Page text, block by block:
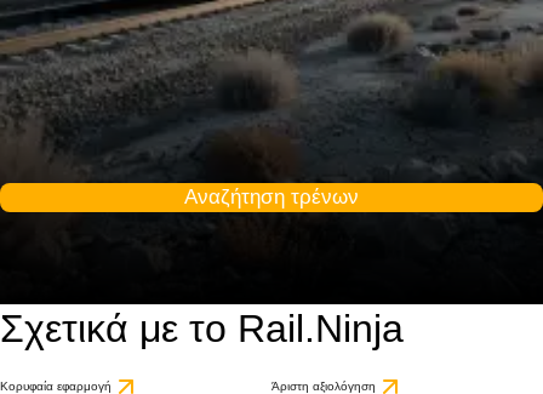
Αναζήτηση τρένων
Σχετικά με το Rail.Ninja
Κορυφαία εφαρμογή Άριστη αξιολόγηση